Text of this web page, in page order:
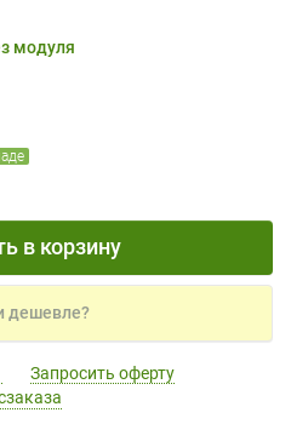
модуля
в корзину
дешевле?
Запросить оферту